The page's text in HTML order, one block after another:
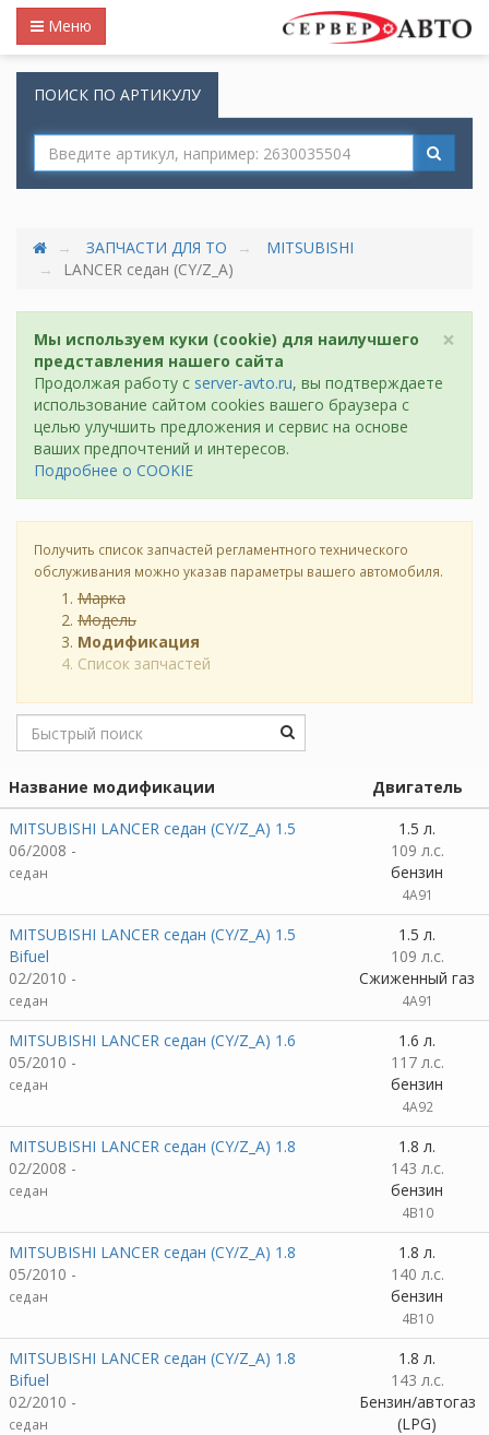
Меню
ПОИСК ПО АРТИКУЛУ
ЗАПЧАСТИ ДЛЯ ТО
MITSUBISHI
LANCER седан (CY/Z_A)
×
Мы используем куки (cookie) для наилучшего
представления нашего сайта
Продолжая работу с server-avto.ru, вы подтверждаете
использование сайтом cookies вашего браузера с
целью улучшить предложения и сервис на основе
ваших предпочтений и интересов.
Подробнее о COOKIE
Получить список запчастей регламентного технического
обслуживания можно указав параметры вашего автомобиля.
Марка
Модель
Модификация
Список запчастей
Название модификации
Двигатель
MITSUBISHI LANCER седан (CY/Z_A) 1.5
06/2008 -
седан
1.5 л.
109 л.с.
бензин
4A91
MITSUBISHI LANCER седан (CY/Z_A) 1.5
Bifuel
02/2010 -
седан
1.5 л.
109 л.с.
Сжиженный газ
4A91
MITSUBISHI LANCER седан (CY/Z_A) 1.6
05/2010 -
седан
1.6 л.
117 л.с.
бензин
4A92
MITSUBISHI LANCER седан (CY/Z_A) 1.8
02/2008 -
седан
1.8 л.
143 л.с.
бензин
4B10
MITSUBISHI LANCER седан (CY/Z_A) 1.8
05/2010 -
седан
1.8 л.
140 л.с.
бензин
4B10
MITSUBISHI LANCER седан (CY/Z_A) 1.8
Bifuel
02/2010 -
седан
1.8 л.
143 л.с.
Бензин/автогаз
(LPG)